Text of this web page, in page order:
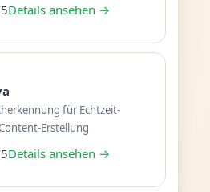
Details ansehen →
für Echtzeit-
Erstellung
Details ansehen →